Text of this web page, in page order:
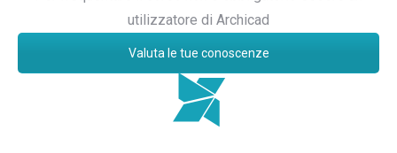
utilizzatore di Archicad
Valuta le tue conoscenze